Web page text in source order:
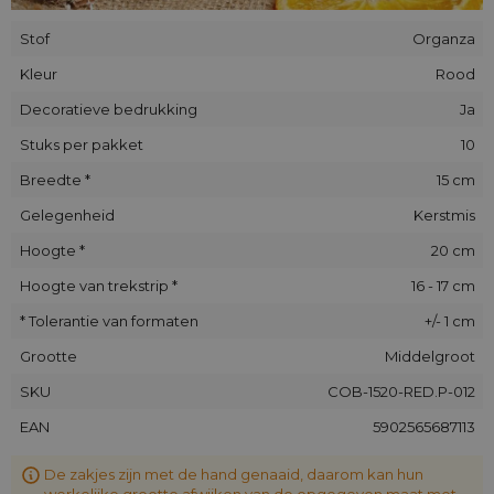
Stof
Organza
Kleur
Rood
Decoratieve bedrukking
Ja
Stuks per pakket
10
Breedte *
15 cm
Gelegenheid
Kerstmis
Hoogte *
20 cm
Hoogte van trekstrip *
16 - 17 cm
* Tolerantie van formaten
+/- 1 cm
Grootte
Middelgroot
SKU
COB-1520-RED.P-012
EAN
5902565687113
De zakjes zijn met de hand genaaid, daarom kan hun